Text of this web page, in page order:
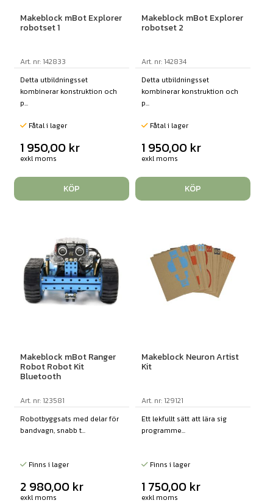
Makeblock mBot Explorer
robotset 1
Art. nr: 142833
Detta utbildningsset
kombinerar konstruktion och
p...
Fåtal i lager
1 950,00 kr
exkl moms
KÖP
Makeblock mBot Explorer
robotset 2
Art. nr: 142834
Detta utbildningsset
kombinerar konstruktion och
p...
Fåtal i lager
1 950,00 kr
exkl moms
KÖP
Makeblock mBot Ranger
Robot Robot Kit
Bluetooth
Art. nr: 123581
Robotbyggsats med delar för
bandvagn, snabb t...
Finns i lager
2 980,00 kr
exkl moms
Makeblock Neuron Artist
Kit
Art. nr: 129121
Ett lekfullt sätt att lära sig
programme...
Finns i lager
1 750,00 kr
exkl moms